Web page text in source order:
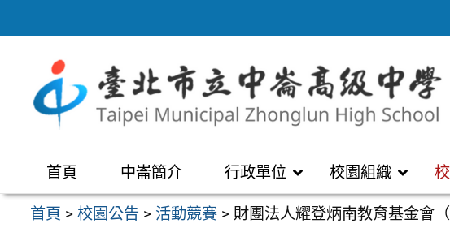
至
區
首頁 中崙簡介 行政單位 校園組織
首頁 >校園公告 > 活動競賽 > 財團法人耀登炳南教育基金會